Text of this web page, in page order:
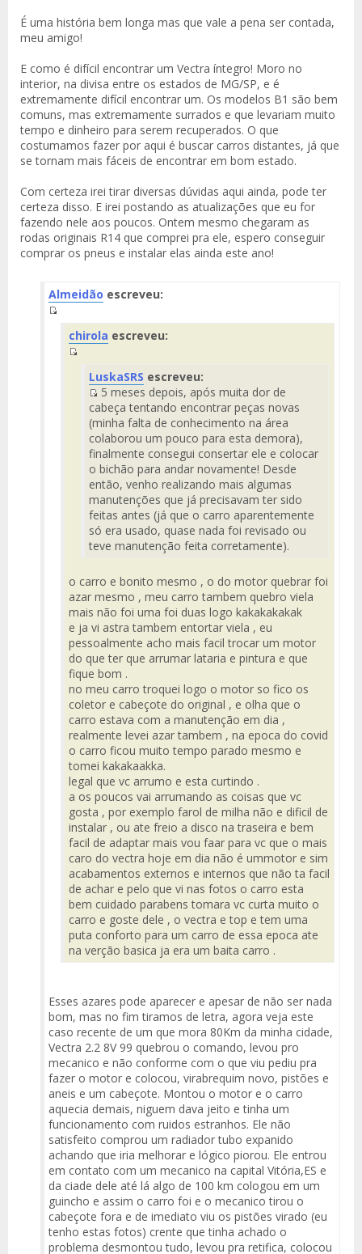
É uma história bem longa mas que vale a pena ser contada,
meu amigo!
E como é difícil encontrar um Vectra íntegro! Moro no
interior, na divisa entre os estados de MG/SP, e é
extremamente difícil encontrar um. Os modelos B1 são bem
comuns, mas extremamente surrados e que levariam muito
tempo e dinheiro para serem recuperados. O que
costumamos fazer por aqui é buscar carros distantes, já que
se tornam mais fáceis de encontrar em bom estado.
Com certeza irei tirar diversas dúvidas aqui ainda, pode ter
certeza disso. E irei postando as atualizações que eu for
fazendo nele aos poucos. Ontem mesmo chegaram as
rodas originais R14 que comprei pra ele, espero conseguir
comprar os pneus e instalar elas ainda este ano!
Almeidão escreveu:
Fuente
del
Mensaje
chirola escreveu:
del
Mensaje
LuskaSRS escreveu:
Fuente
del
Mensaje
5 meses depois, após muita dor de
cabeça tentando encontrar peças novas
(minha falta de conhecimento na área
colaborou um pouco para esta demora),
finalmente consegui consertar ele e colocar
o bichão para andar novamente! Desde
então, venho realizando mais algumas
manutenções que já precisavam ter sido
feitas antes (já que o carro aparentemente
só era usado, quase nada foi revisado ou
teve manutenção feita corretamente).
o carro e bonito mesmo , o do motor quebrar foi
azar mesmo , meu carro tambem quebro viela
mais não foi uma foi duas logo kakakakakak
e ja vi astra tambem entortar viela , eu
pessoalmente acho mais facil trocar um motor
do que ter que arrumar lataria e pintura e que
fique bom .
no meu carro troquei logo o motor so fico os
coletor e cabeçote do original , e olha que o
carro estava com a manutenção em dia ,
realmente levei azar tambem , na epoca do covid
o carro ficou muito tempo parado mesmo e
tomei kakakaakka.
legal que vc arrumo e esta curtindo .
a os poucos vai arrumando as coisas que vc
gosta , por exemplo farol de milha não e dificil de
instalar , ou ate freio a disco na traseira e bem
facil de adaptar mais vou faar para vc que o mais
caro do vectra hoje em dia não é ummotor e sim
acabamentos externos e internos que não ta facil
de achar e pelo que vi nas fotos o carro esta
bem cuidado parabens tomara vc curta muito o
carro e goste dele , o vectra e top e tem uma
puta conforto para um carro de essa epoca ate
na verção basica ja era um baita carro .
Esses azares pode aparecer e apesar de não ser nada
bom, mas no fim tiramos de letra, agora veja este
caso recente de um que mora 80Km da minha cidade,
Vectra 2.2 8V 99 quebrou o comando, levou pro
mecanico e não conforme com o que viu pediu pra
fazer o motor e colocou, virabrequim novo, pistões e
aneis e um cabeçote. Montou o motor e o carro
aquecia demais, niguem dava jeito e tinha um
funcionamento com ruidos estranhos. Ele não
satisfeito comprou um radiador tubo expanido
achando que iria melhorar e lógico piorou. Ele entrou
em contato com um mecanico na capital Vitória,ES e
da ciade dele até lá algo de 100 km cologou em um
guincho e assim o carro foi e o mecanico tirou o
cabeçote fora e de imediato viu os pistões virado (eu
tenho estas fotos) crente que tinha achado o
problema desmontou tudo, levou pra retifica, colocou